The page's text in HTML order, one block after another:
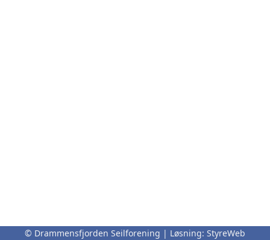
© Drammensfjorden Seilforening | Løsning: StyreWeb